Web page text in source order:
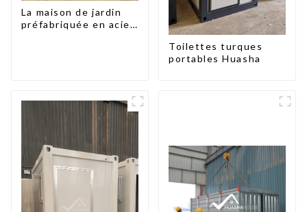
La maison de jardin
préfabriquée en acier
Toilettes turques
portables Huasha